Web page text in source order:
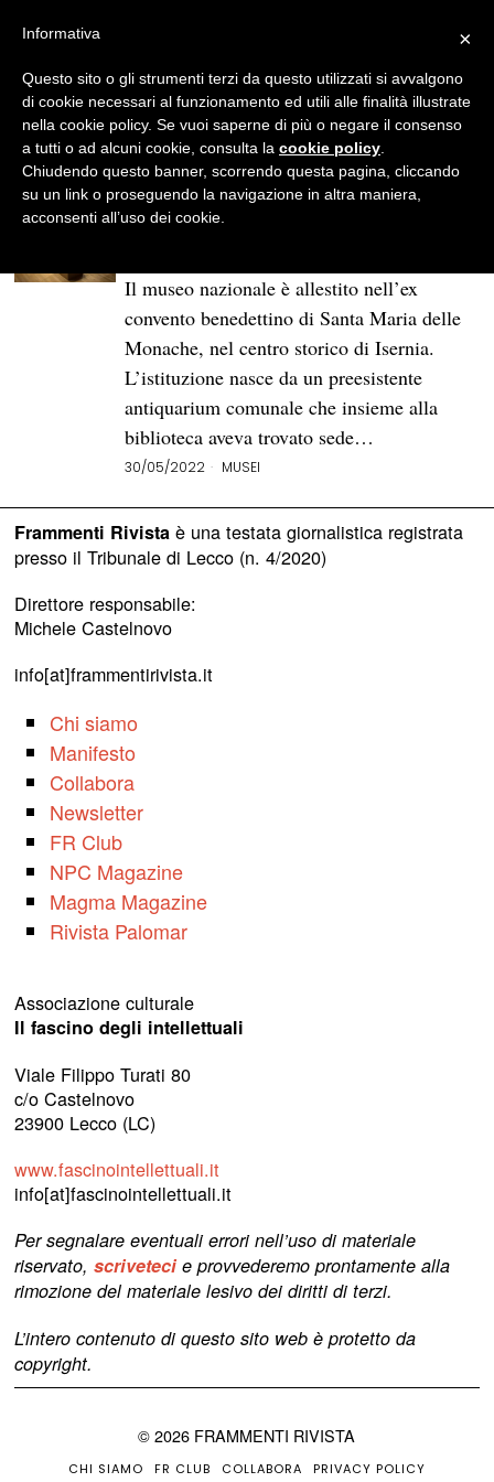
BROWSE TAG
Museo nazionale del
paleolitico di Isernia
I Musei nazionali di Santa Maria
Il museo nazionale è allestito nell’ex
convento benedettino di Santa Maria delle
Monache, nel centro storico di Isernia.
L’istituzione nasce da un preesistente
antiquarium comunale che insieme alla
biblioteca aveva trovato sede…
30/05/2022 MUSEI
Frammenti Rivistaè una testata giornalistica registrata
presso il Tribunale di Lecco (n. 4/2020)
Direttore responsabile:
Michele Castelnovo
info[at]frammentirivista.it
Chi siamo
Manifesto
Collabora
Newsletter
FR Club
NPC Magazine
Magma Magazine
Rivista Palomar
Associazione culturale
Il fascino degli intellettuali
Viale Filippo Turati 80
c/o Castelnovo
23900 Lecco (LC)
www.fascinointellettuali.it
info[at]fascinointellettuali.it
Per segnalare eventuali errori nell’uso di materiale
riservato,scriveteci e provvederemo prontamente alla
rimozione del materiale lesivo dei diritti di terzi.
L’intero contenuto di questo sito web è protetto da
copyright.
©2026 FRAMMENTI RIVISTA
CHI SIAMO FR CLUB COLLABORA
PRIVACY POLICY
×
Informativa
Questo sito o gli strumenti terzi da questo utilizzati si avvalgono
di cookie necessari al funzionamento ed utili alle finalità illustrate
nella cookie policy. Se vuoi saperne di più o negare il consenso
a tutti o ad alcuni cookie, consulta la cookie policy
Chiudendo questo banner, scorrendo questa pagina, cliccando
su un link o proseguendo la navigazione in altra maniera,
acconsenti all’uso dei cookie.